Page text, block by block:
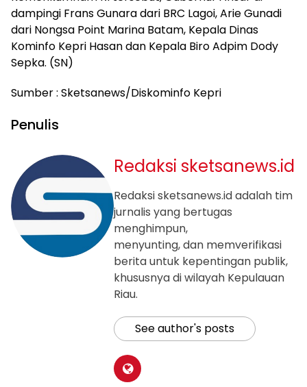
dampingi Frans Gunara dari BRC Lagoi, Arie Gunadi
dari Nongsa Point Marina Batam, Kepala Dinas
Kominfo Kepri Hasan dan Kepala Biro Adpim Dody
Sepka. (SN)
Sumber : Sketsanews/Diskominfo Kepri
Penulis
Redaksi sketsanews.id
Redaksi sketsanews.id adalah tim
jurnalis yang bertugas
menghimpun,
menyunting, dan memverifikasi
berita untuk kepentingan publik,
khususnya di wilayah Kepulauan
Riau.
See author's posts